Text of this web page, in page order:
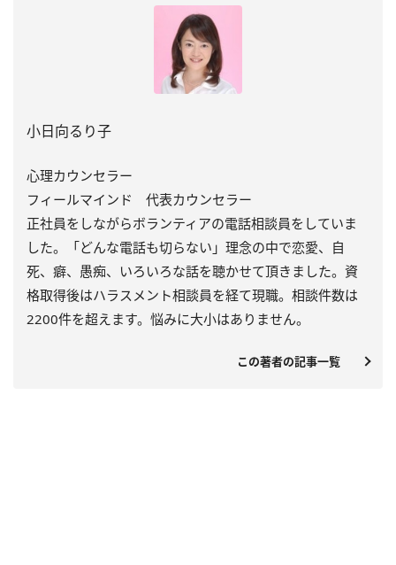
小日向るり子
心理カウンセラー
フィールマインド 代表カウンセラー
正社員をしながらボランティアの電話相談員をしていま
した。「どんな電話も切らない」理念の中で恋愛、自
死、癖、愚痴、いろいろな話を聴かせて頂きました。資
格取得後はハラスメント相談員を経て現職。相談件数は
2200件を超えます。悩みに大小はありません。
この著者の記事一覧